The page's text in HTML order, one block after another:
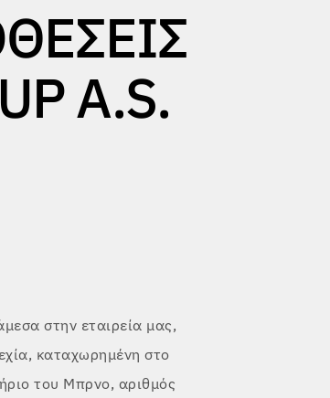
A.S.
στην εταιρεία μας,
καταχωρημένη στο
του Μπρνο, αριθμός